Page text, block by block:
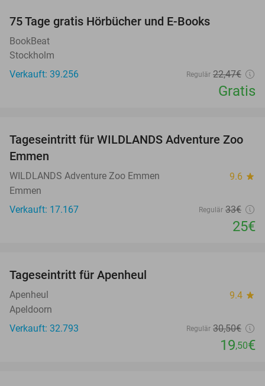
75 Tage gratis Hörbücher und E-Books
BookBeat
Stockholm
Verkauft: 39.256
Regulär 22,47€
Gratis
24%
Tageseintritt für WILDLANDS Adventure Zoo
Emmen
WILDLANDS Adventure Zoo Emmen 9.6 star
Emmen
Verkauft: 17.167
Regulär 33€
25€
Tageseintritt für Apenheul
Apenheul 9.4 star
Apeldoorn
Verkauft: 32.793
Regulär 30,50€
19,50€